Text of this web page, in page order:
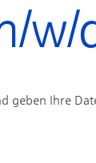
w/
geben Ihre